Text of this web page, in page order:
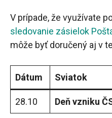
V prípade, že využívate
sledovanie zásielok
môže byť doručený aj v
Dátum Sviatok
28.10 Deň vzniku